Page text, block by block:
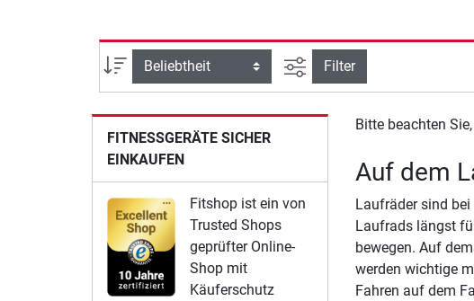
Sortierung Ansicht filtern
Filter
FITNESSGERÄTE SICHER
EINKAUFEN
Fitshop ist ein von
Trusted Shops
geprüfter Online-
Shop mit
Käuferschutz
Bitte beachten
Auf dem
Laufräder sind
Laufrads längst
bewegen. Auf
werden wichtige
Fahren auf dem